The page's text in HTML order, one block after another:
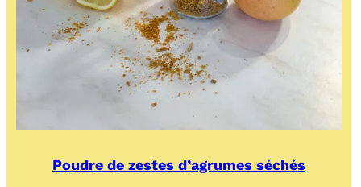
Poudre de zestes d’agrumes séchés